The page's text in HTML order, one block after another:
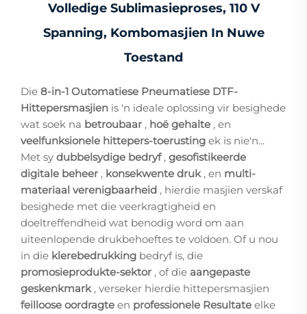
Volledige Sublimasieproses, 110 V
Spanning, Kombomasjien In Nuwe
Toestand
Die 8-in-1 Outomatiese Pneumatiese DTF-
Hittepersmasjien is 'n ideale oplossing vir besighede
wat soek na betroubaar , hoë gehalte , en
veelfunksionele hittepers-toerusting ek is nie'n...
Met sy dubbelsydige bedryf , gesofistikeerde
digitale beheer , konsekwente druk , en multi-
materiaal verenigbaarheid , hierdie masjien verskaf
besighede met die veerkragtigheid en
doeltreffendheid wat benodig word om aan
uiteenlopende drukbehoeftes te voldoen. Of u nou
in die klerebedrukking bedryf is, die
promosieprodukte-sektor , of die aangepaste
geskenkmark , verseker hierdie hittepersmasjien
feilloose oordragte en professionele Resultate elke